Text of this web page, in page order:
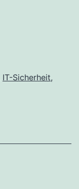
IT-Sicherheit,